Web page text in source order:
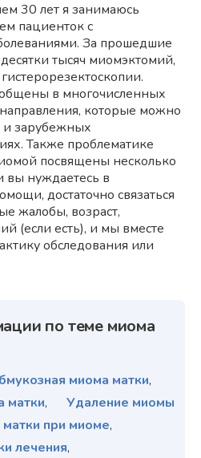
30 лет я занимаюсь
пациенток с
За прошедшие
тысяч миомэктомий,
в многочисленных
которые можно
и зарубежных
Также проблематике
посвящены несколько
вы нуждаетесь в
достаточно связаться
жалобы, возраст,
(если есть), и мы вместе
обследования или
по теме миома
миома матки,
матки,
Удаление миомы
при миоме,
лечения,